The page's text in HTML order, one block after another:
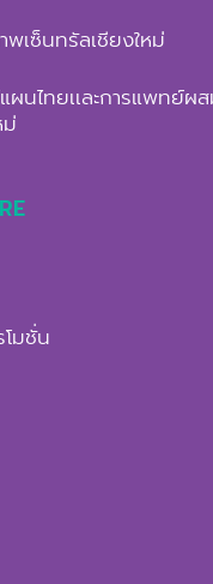
เซ็นทรัลเชียงใหม่
นไทยเเละการแพทย์ผ
มชั่น